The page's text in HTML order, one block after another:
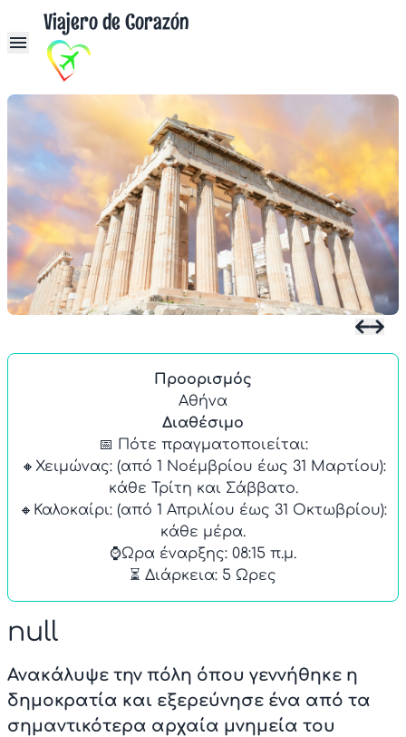
Viajero de Corazón
Προορισμός
Αθήνα
Διαθέσιμο
📅 Πότε πραγματοποιείται:
🔸Χειμώνας: (από 1 Νοέμβρίου έως 31 Μαρτίου):
κάθε Τρίτη και Σάββατο.
🔸Καλοκαίρι: (από 1 Απριλίου έως 31 Οκτωβρίου):
κάθε μέρα.
⌚Ωρα έναρξης: 08:15 π.μ.
null
Ανακάλυψε την πόλη όπου γεννήθηκε η
δημοκρατία και εξερεύνησε ένα από τα
σημαντικότερα αρχαία μνημεία του